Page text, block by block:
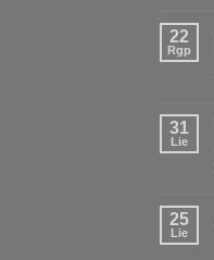
22
Rgp
31
Lie
25
Lie